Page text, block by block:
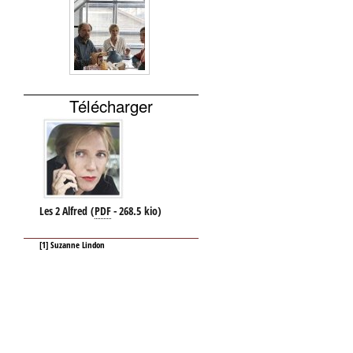
Télécharger
Les 2 Alfred (PDF-268.5 kio)
[1] Suzanne Lindon